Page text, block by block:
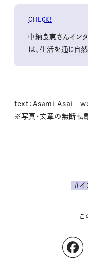
CHECK!
中納良恵さんイン
は、生活を通じ自
text：Asami Asai
※写真・文章の無断転
#イ
こ